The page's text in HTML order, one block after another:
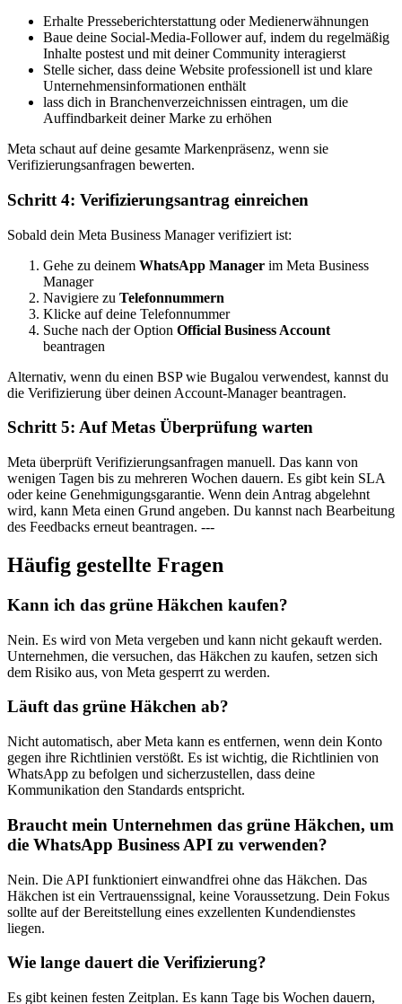
Erhalte Presseberichterstattung oder Medienerwähnungen
Baue deine Social-Media-Follower auf, indem du regelmäßig
Inhalte postest und mit deiner Community interagierst
Stelle sicher, dass deine Website professionell ist und klare
Unternehmensinformationen enthält
lass dich in Branchenverzeichnissen eintragen, um die
Auffindbarkeit deiner Marke zu erhöhen
Meta schaut auf deine gesamte Markenpräsenz, wenn sie
Verifizierungsanfragen bewerten.
Schritt 4: Verifizierungsantrag einreichen
Sobald dein Meta Business Manager verifiziert ist:
Gehe zu deinem WhatsApp Manager im Meta Business
Manager
Navigiere zu Telefonnummern
Klicke auf deine Telefonnummer
Suche nach der Option Official Business Account
beantragen
Alternativ, wenn du einen BSP wie Bugalou verwendest, kannst du
die Verifizierung über deinen Account-Manager beantragen.
Schritt 5: Auf Metas Überprüfung warten
Meta überprüft Verifizierungsanfragen manuell. Das kann von
wenigen Tagen bis zu mehreren Wochen dauern. Es gibt kein SLA
oder keine Genehmigungsgarantie. Wenn dein Antrag abgelehnt
wird, kann Meta einen Grund angeben. Du kannst nach Bearbeitung
des Feedbacks erneut beantragen. ---
Häufig gestellte Fragen
Kann ich das grüne Häkchen kaufen?
Nein. Es wird von Meta vergeben und kann nicht gekauft werden.
Unternehmen, die versuchen, das Häkchen zu kaufen, setzen sich
dem Risiko aus, von Meta gesperrt zu werden.
Läuft das grüne Häkchen ab?
Nicht automatisch, aber Meta kann es entfernen, wenn dein Konto
gegen ihre Richtlinien verstößt. Es ist wichtig, die Richtlinien von
WhatsApp zu befolgen und sicherzustellen, dass deine
Kommunikation den Standards entspricht.
Braucht mein Unternehmen das grüne Häkchen, um
die WhatsApp Business API zu verwenden?
Nein. Die API funktioniert einwandfrei ohne das Häkchen. Das
Häkchen ist ein Vertrauenssignal, keine Voraussetzung. Dein Fokus
sollte auf der Bereitstellung eines exzellenten Kundendienstes
liegen.
Wie lange dauert die Verifizierung?
Es gibt keinen festen Zeitplan. Es kann Tage bis Wochen dauern,